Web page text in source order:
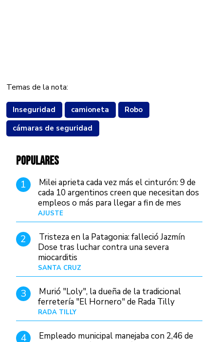
Temas de la nota:
Inseguridad camioneta
Robo
cámaras de seguridad
POPULARES
1
Milei aprieta cada vez más el cinturón: 9 de
cada 10 argentinos creen que necesitan dos
empleos o más para llegar a fin de mes
AJUSTE
2
Tristeza en la Patagonia: falleció Jazmín
Dose tras luchar contra una severa
miocarditis
SANTA CRUZ
3
Murió "Loly", la dueña de la tradicional
ferretería "El Hornero" de Rada Tilly
RADA TILLY
4
Empleado municipal manejaba con 2,46 de